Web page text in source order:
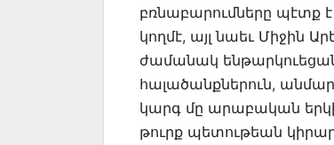
բռնաբարումները պէտք
կողմէ, այլ նաեւ Միջին
ժամանակ
հալածանքներուն,
կարգ մը արաբական
թուրք պետութեան